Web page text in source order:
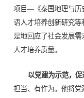
项目—《泰国地理与历
语人才培养创新研究
是地回应了社会发展
人才培养质量。
以党建为示范，
担当、有作为。他将